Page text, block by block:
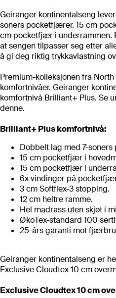
Geiranger kontinentalseng
soners pocketfjærer. 15 cm
cm pocketfjær i underrammen.
at sengen tilpasser seg etter
å gi deg riktig trykkavlastning
Premium-kolleksjonen fra
komfortnivåer. Geiranger
komfortnivå Brilliant+ Plus. Se
denne.
Brilliant+ Plus komfortnivå:
Dobbelt lag med 7-
15 cm pocketfjær i
15 cm pocketfjær i
6x vindinger på
3 cm Softflex-3 stopping.
12 cm heltre ramme.
Hel madrass uten skjøt i
ØkoTex-standard 100
25-års garanti mot
Geiranger kontinentalseng er
Exclusive Cloudtex 10 cm
Exclusive Cloudtex 10 cm